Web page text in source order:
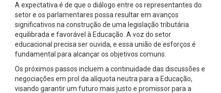
A expectativa é de que o diálogo entre os representantes do
setor e os parlamentares possa resultar em avanços
significativos na construção de uma legislação tributária
equilibrada e favorável à Educação. A voz do setor
educacional precisa ser ouvida, e essa união de esforços é
fundamental para alcançar os objetivos comuns.
Os próximos passos incluem a continuidade das discussões e
negociações em prol da alíquota neutra para a Educação,
visando garantir um futuro mais justo e promissor para a